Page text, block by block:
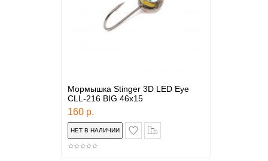
Мормышка Stinger 3D LED Eye
CLL-216 BIG 46x15
160 р.
в закладки